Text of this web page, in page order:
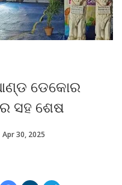
ଡେକୋର
ସହ ଶେଷ
Apr 30, 2025